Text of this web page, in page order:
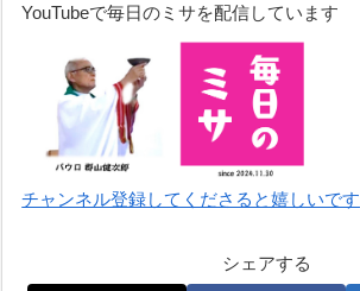
YouTubeで毎日のミサを配信しています
チャンネル登録してくださると嬉しいです
シェアする